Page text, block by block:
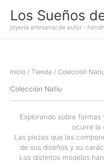
contenido
Los Sueños
joyería artesanal de autor -
Inicio / Tienda / Colección
Colección Natiu
Explorando sobre
ocurre la
Las piezas que las
de sus diseños y su
Los distintos modelos